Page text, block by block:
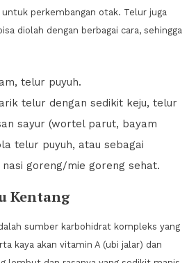
perkembangan otak. Telur juga
diolah dengan berbagai cara, sehingga
telur puyuh.
telur dengan sedikit keju, telur
sayur (wortel parut, bayam
telur puyuh, atau sebagai
goreng/mie goreng sehat.
Kentang
sumber karbohidrat kompleks yang
kaya akan vitamin A (ubi jalar) dan